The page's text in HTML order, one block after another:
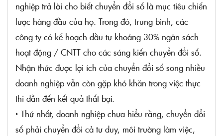
nghiệp trả lời cho biết chuyển đổi số là mục tiêu chiến
lược hàng đầu của họ. Trong đó, trung bình, các
công ty có kế hoạch đầu tư khoảng 30% ngân sách
hoạt động / CNTT cho các sáng kiến chuyển đổi số.
Nhận thức được lợi ích của chuyển đổi số song nhiều
doanh nghiệp vẫn còn gặp khó khăn trong việc thực
thi dẫn đến kết quả thất bại.
‣ Thứ nhất, doanh nghiệp chưa hiểu rằng, chuyển đổi
số phải chuyển đổi cả tư duy, môi trường làm việc,